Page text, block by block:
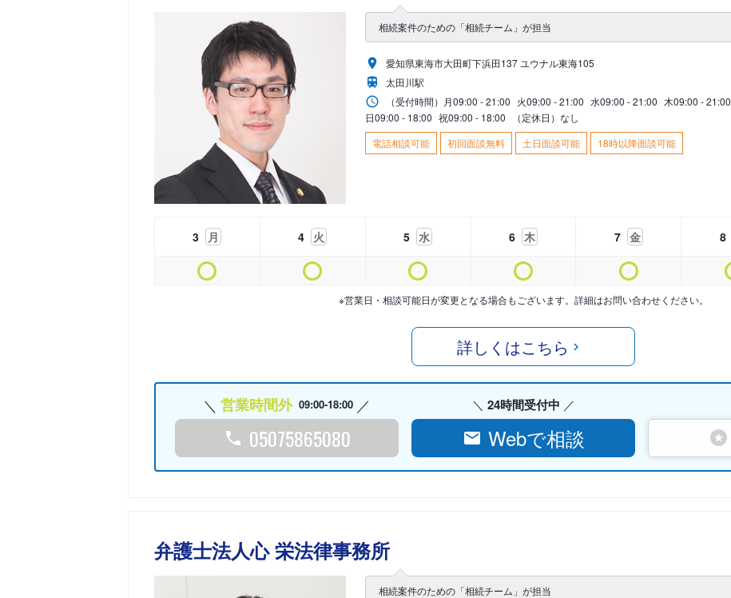
相続案件のための「相続チーム」が担当
愛知県東海市大田町下浜田137 ユウナル東海105
太田川駅
（受付時間） 月09:00 - 21:00 火09:00 - 21:00 水09:00 - 21:00 木09:00 - 21:00
日09:00 - 18:00 祝09:00 - 18:00
（定休日）なし
電話相談可能
初回面談無料 土日面談可能 18時以降面談可能
3 月 4 火 5 水 6 木 7 金 8
※営業日・相談可能日が変更となる場合もございます。詳細はお問い合わせください。
詳しくはこちら
営業時間外 09:00-18:00
05075865080
24時間受付中
Webで相談
弁護士法人心 栄法律事務所
相続案件のための「相続チーム」が担当